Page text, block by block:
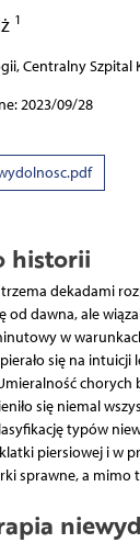
1
Centralny
2023/09/28
historii
dekadami
od dawna, ale
w
się na
chorych
się niemal
typów
piersiowej i w
sprawne, a